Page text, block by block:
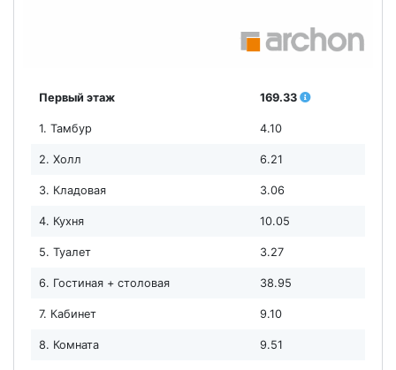
Первый этаж 169.33
1. Тамбур 4.10
2. Холл 6.21
3. Кладовая 3.06
4. Кухня 10.05
5. Туалет 3.27
6. Гостиная + столовая 38.95
7. Кабинет 9.10
8. Комната 9.51